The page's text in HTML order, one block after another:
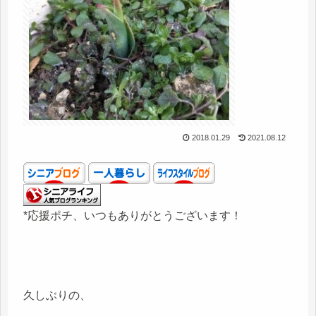
2018.01.29 2021.08.12
*応援ポチ、いつもありがとうございます！
久しぶりの、